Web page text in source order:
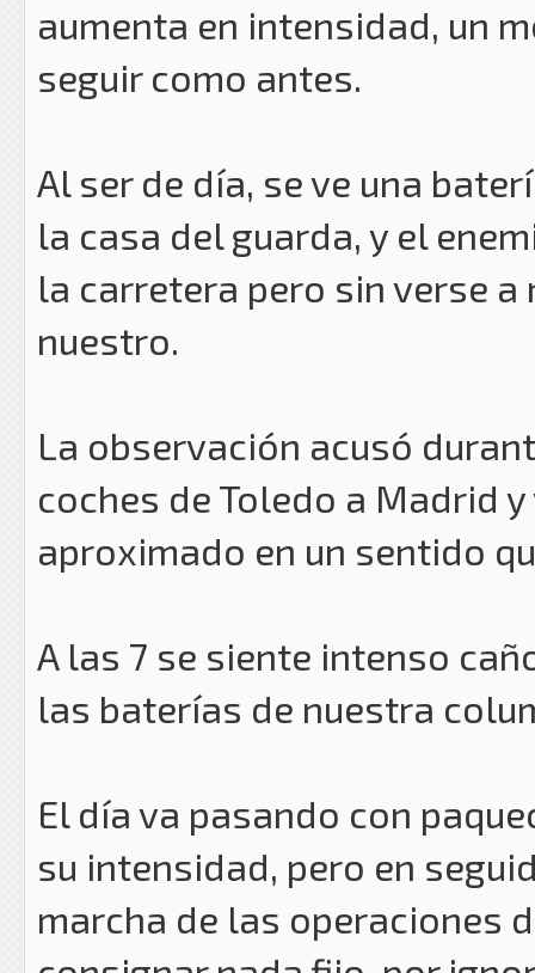
aumenta en intensidad, un
seguir como antes.
Al ser de día, se ve una
la casa del guarda, y el
la carretera pero sin verse
nuestro.
La observación acusó
coches de Toledo a Madrid
aproximado en un sentido
A las 7 se siente intenso
las baterías de nuestra
El día va pasando con
su intensidad, pero en
marcha de las operaciones